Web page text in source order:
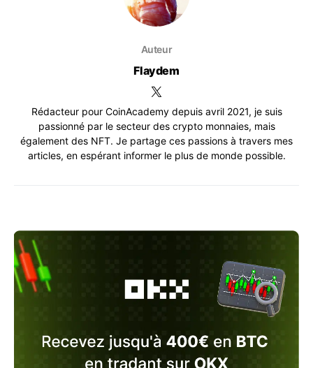
Auteur
Flaydem
Rédacteur pour CoinAcademy depuis avril 2021, je suis
passionné par le secteur des crypto monnaies, mais
également des NFT. Je partage ces passions à travers mes
articles, en espérant informer le plus de monde possible.